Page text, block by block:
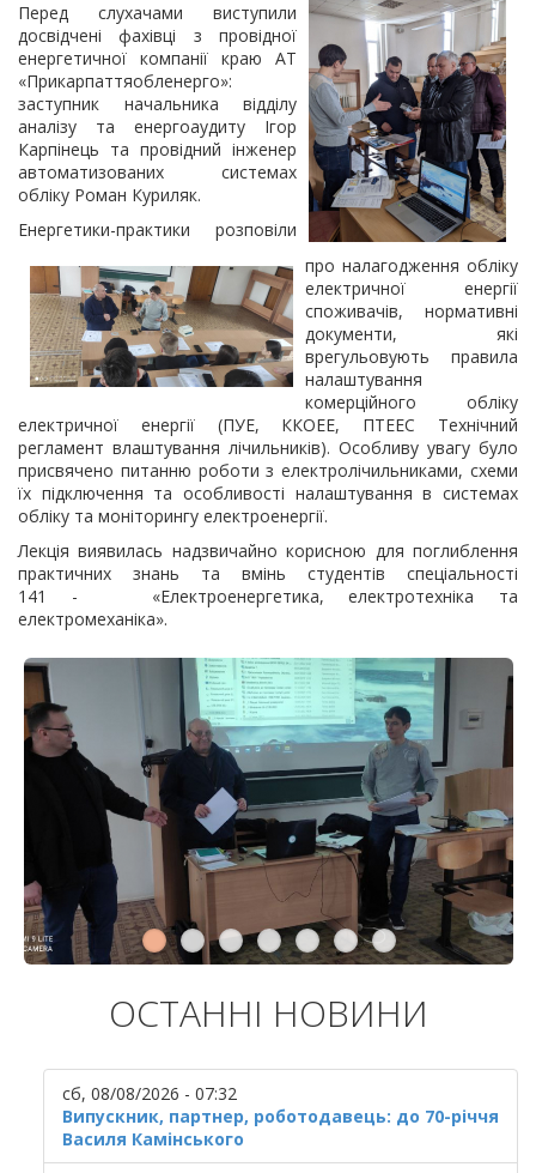
Перед слухачами виступили
досвідчені фахівці з провідної
енергетичної компанії краю АТ
«Прикарпаттяобленерго»:
заступник начальника відділу
аналізу та енергоаудиту Ігор
Карпінець та провідний інженер
автоматизованих системах
обліку Роман Куриляк.
Енергетики-практики розповіли
про налагодження обліку
електричної енергії
споживачів, нормативні
документи, які
врегульовують правила
налаштування
комерційного обліку
електричної енергії (ПУЕ, ККОЕЕ, ПТЕЕС Технічний
регламент влаштування лічильників). Особливу увагу було
присвячено питанню роботи з електролічильниками, схеми
їх підключення та особливості налаштування в системах
обліку та моніторингу електроенергії.
Лекція виявилась надзвичайно корисною для поглиблення
практичних знань та вмінь студентів спеціальності
141 - «Електроенергетика, електротехніка та
електромеханіка».
ОСТАННІ НОВИНИ
сб, 08/08/2026 - 07:32
Випускник, партнер, роботодавець: до 70-річчя
Василя Камінського